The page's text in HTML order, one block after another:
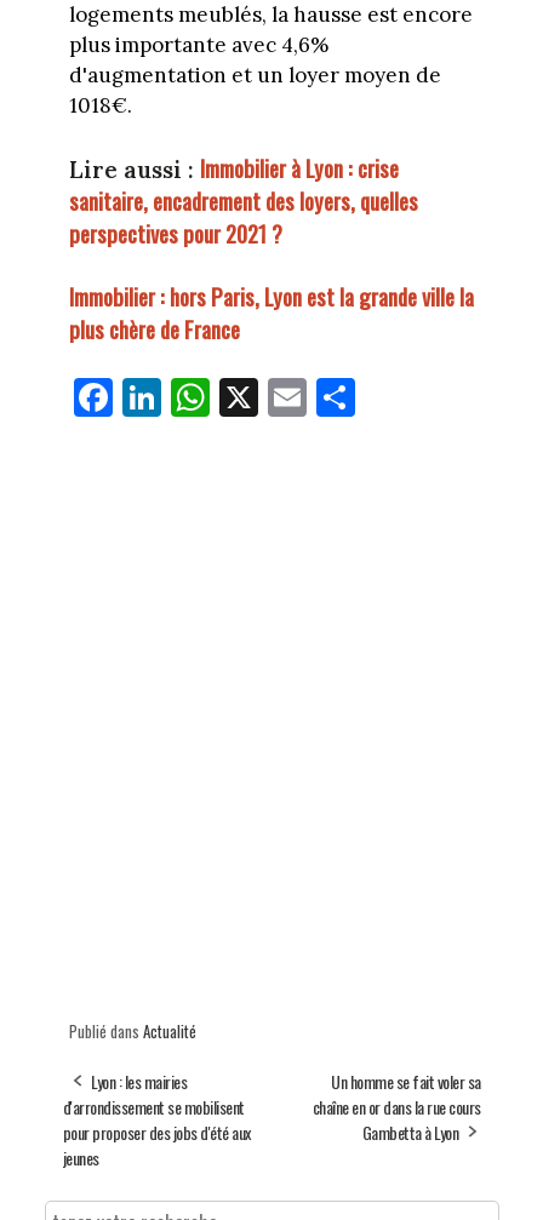
logements meublés, la hausse est encore
plus importante avec 4,6%
d'augmentation et un loyer moyen de
1018€.
Lire aussi : Immobilier à Lyon : crise
sanitaire, encadrement des loyers, quelles
perspectives pour 2021 ?
Immobilier : hors Paris, Lyon est la grande ville la
plus chère de France
Fa
ce
Li
nk
W
ha
X E
m
Pa
rt
Publié dans Actualité
Lyon : les mairies
d'arrondissement se mobilisent
pour proposer des jobs d'été aux
jeunes
Un homme se fait voler sa
chaîne en or dans la rue cours
Gambetta à Lyon